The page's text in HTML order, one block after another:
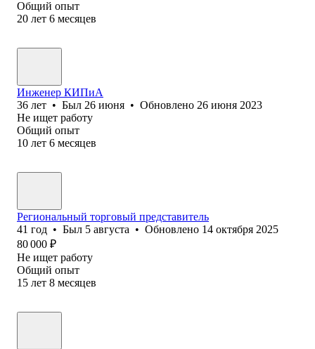
Общий опыт
20 лет 6 месяцев
Инженер КИПиА
36 лет • Был 26 июня • Обновлено 26 июня 2023
Не ищет работу
Общий опыт
10 лет 6 месяцев
Региональный торговый представитель
41 год • Был 5 августа • Обновлено 14 октября 2025
80 000 ₽
Не ищет работу
Общий опыт
15 лет 8 месяцев